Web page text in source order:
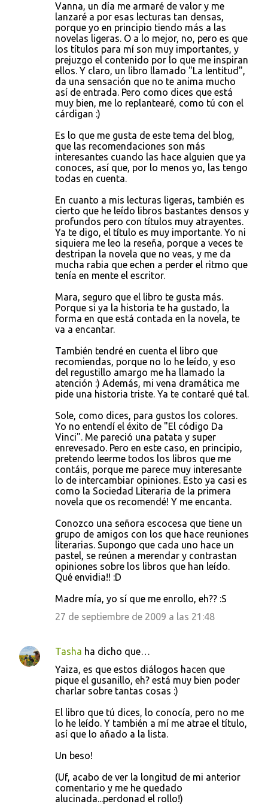
Vanna, un día me armaré de valor y me
lanzaré a por esas lecturas tan densas,
porque yo en principio tiendo más a las
novelas ligeras. O a lo mejor, no, pero es que
los títulos para mí son muy importantes, y
prejuzgo el contenido por lo que me inspiran
ellos. Y claro, un libro llamado "La lentitud",
da una sensación que no te anima mucho
así de entrada. Pero como dices que está
muy bien, me lo replantearé, como tú con el
cárdigan :)
Es lo que me gusta de este tema del blog,
que las recomendaciones son más
interesantes cuando las hace alguien que ya
conoces, así que, por lo menos yo, las tengo
todas en cuenta.
En cuanto a mis lecturas ligeras, también es
cierto que he leído libros bastantes densos y
profundos pero con títulos muy atrayentes.
Ya te digo, el título es muy importante. Yo ni
siquiera me leo la reseña, porque a veces te
destripan la novela que no veas, y me da
mucha rabia que echen a perder el ritmo que
tenía en mente el escritor.
Mara, seguro que el libro te gusta más.
Porque si ya la historia te ha gustado, la
forma en que está contada en la novela, te
va a encantar.
También tendré en cuenta el libro que
recomiendas, porque no lo he leído, y eso
del regustillo amargo me ha llamado la
atención :) Además, mi vena dramática me
pide una historia triste. Ya te contaré qué tal.
Sole, como dices, para gustos los colores.
Yo no entendí el éxito de "El código Da
Vinci". Me pareció una patata y super
enrevesado. Pero en este caso, en principio,
pretendo leerme todos los libros que me
contáis, porque me parece muy interesante
lo de intercambiar opiniones. Esto ya casi es
como la Sociedad Literaria de la primera
novela que os recomendé! Y me encanta.
Conozco una señora escocesa que tiene un
grupo de amigos con los que hace reuniones
literarias. Supongo que cada uno hace un
pastel, se reúnen a merendar y contrastan
opiniones sobre los libros que han leído.
Qué envidia!! :D
Madre mía, yo sí que me enrollo, eh?? :S
27 de septiembre de 2009 a las 21:48
Tasha ha dicho que…
Yaiza, es que estos diálogos hacen que
pique el gusanillo, eh? está muy bien poder
charlar sobre tantas cosas :)
El libro que tú dices, lo conocía, pero no me
lo he leído. Y también a mí me atrae el título,
así que lo añado a la lista.
Un beso!
(Uf, acabo de ver la longitud de mi anterior
comentario y me he quedado
alucinada...perdonad el rollo!)